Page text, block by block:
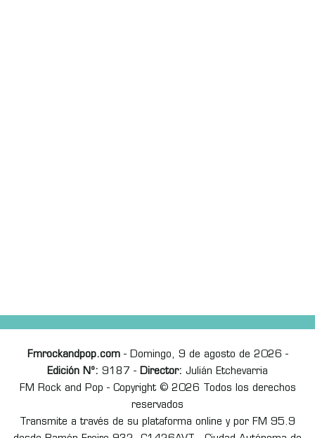
Fmrockandpop.com- Domingo, 9 de agosto de 2026 -
Edición Nº: 9187 - Director: Julián Etchevarria
FM Rock and Pop - Copyright © 2026 Todos los derechos
reservados
Transmite a través de su plataforma online y por FM 95.9